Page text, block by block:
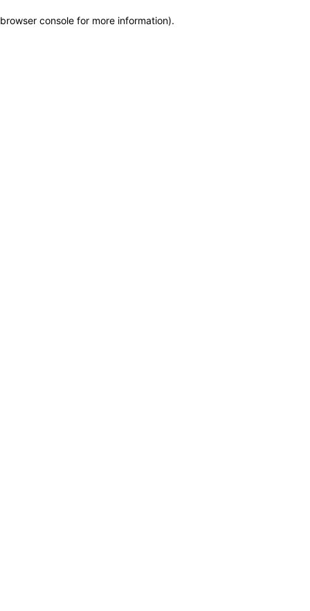
browser console for more information).